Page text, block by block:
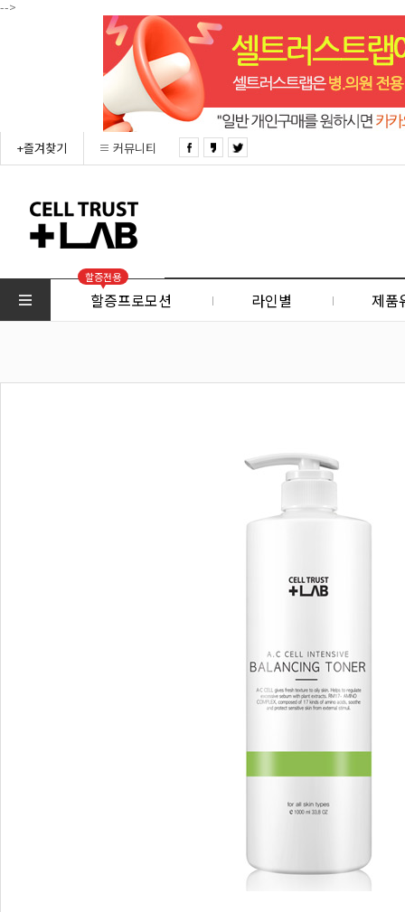
-->
+즐겨찾기 커뮤니티
할증전용
할증프로모션 라인별 제품